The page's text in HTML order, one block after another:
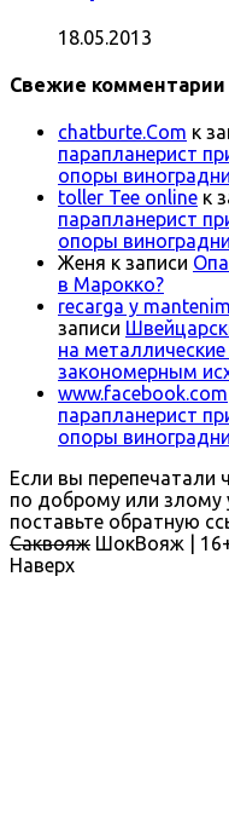
18.05.2013
Свежие комментарии
chatburte.Com к
парапланерист
опоры
toller Tee online к
парапланерист
опоры
Женя к записи
в Марокко?
recarga y
записи
на
закономерным
www.facebook.com
парапланерист
опоры
Если вы перепечатали
по доброму или злому
поставьте обратную
Саквояж ШокВояж |
Наверх